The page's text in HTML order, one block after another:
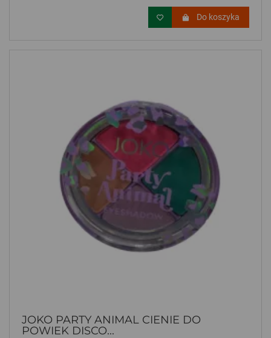
Do koszyka
JOKO PARTY ANIMAL CIENIE DO
POWIEK DISCO...